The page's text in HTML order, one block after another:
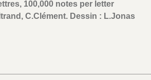
100,000 notes per letter
C.Clément. Dessin : L.Jonas